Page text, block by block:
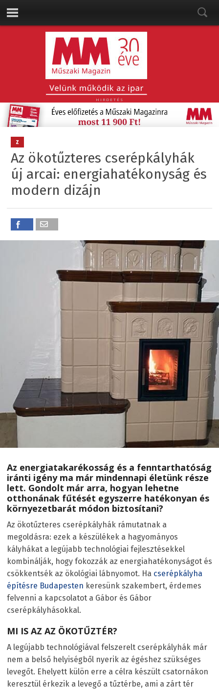
HIRDETÉS
Z
Az ökotűzteres cserépkályhák
új arcai: energiahatékonyság és
modern dizájn
Az energiatakarékosság és a fenntarthatóság
iránti igény ma már mindennapi életünk része
lett. Gondolt már arra, hogyan lehetne
otthonának fűtését egyszerre hatékonyan és
környezetbarát módon biztosítani?
Az ökotűzteres cserépkályhák rámutatnak a
megoldásra: ezek a készülékek a hagyományos
kályhákat a legújabb technológiai fejlesztésekkel
kombinálják, hogy fokozzák az energiahatékonyságot és
csökkentsék az ökológiai lábnyomot. Ha cserépkályha
építésre Budapesten keresünk szakembert, érdemes
felvenni a kapcsolatot a Gábor és Gábor
cserépkályhásokkal.
MI IS AZ AZ ÖKOTŰZTÉR?
A legújabb technológiával felszerelt cserépkályhák már
nem a belső helyiségből nyerik az égéshez szükséges
levegőt. Ehelyett külön erre a célra készült csatornákon
keresztül érkezik a levegő a tűztérbe, ami a zárt tér